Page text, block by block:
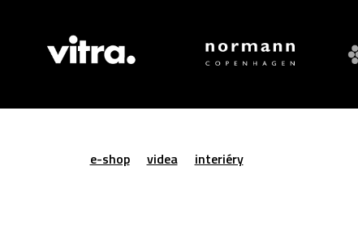
e-shop videa interiéry